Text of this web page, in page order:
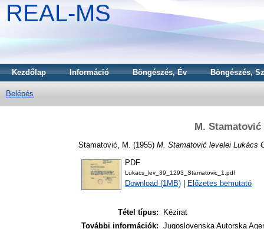
REAL-MS
Kezdőlap Információ Böngészés, Év Böngészés,
Belépés
M.
Stamatović, M. (1955) M. Stamatović levelei Lukács
PDF
Lukacs_lev_39_1293_Stamatovic_1.pdf
Download (1MB) Előzetes bemutató
Tétel típus:
Kézirat
További információk: Jugoslovenska Autorska